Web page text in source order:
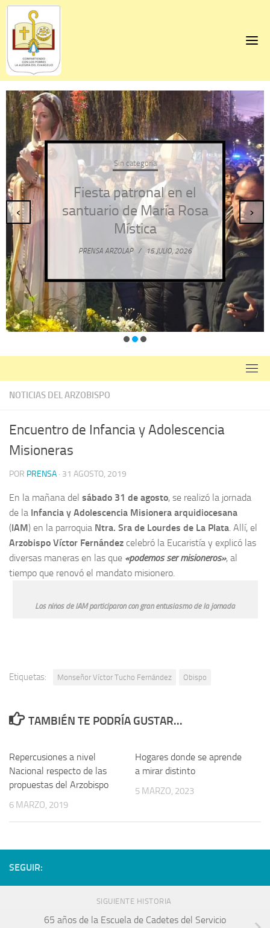
Skip
content
Sin categoría
Fiesta patronal en el
santuario de María Rosa
Mística
PRENSA ARZOLAP / 15 JULIO, 2026
‹ ›
NOTICIAS DEL ARZOBISPO
Encuentro de Infancia y Adolescencia
Misioneras
POR PRENSA · 31 AGOSTO, 2019
En la mañana del sábado 31 de agosto, se realizó la jornada
de la Infancia y Adolescencia Misionera arquidiocesana
(IAM) en la parroquia Ntra. Sra de Lourdes de La Plata . Allí, el
Arzobispo Víctor Fernández celebró la Eucaristía y explicó las
diversas maneras en las que «podemos ser misioneros», al
tiempo que renovó el mandato misionero.
Los niños de IAM participaron con gran entusiasmo de la jornada
Etiquetas: Monseñor Víctor Tucho Fernández Obispo
TAMBIÉN TE PODRÍA GUSTAR...
Repercusiones a nivel
Nacional respecto de las
propuestas del Arzobispo
6 MARZO, 2019
Hogares donde se aprende
a mirar distinto
5 MARZO, 2023
SEGUIR:
SIGUIENTE HISTORIA
65 años de la Escuela de Cadetes del Servicio